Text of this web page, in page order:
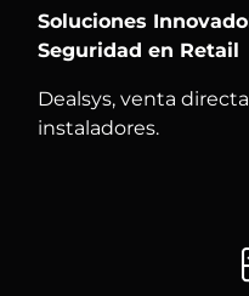
Soluciones
Seguridad en Retail
Dealsys, venta
instaladores.